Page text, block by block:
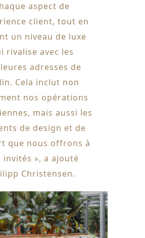
aspect de
client, tout en
un niveau de luxe
rivalise avec les
adresses de
Cela inclut non
nos opérations
mais aussi les
de design et de
que nous offrons à
invités », a ajouté
Christensen.